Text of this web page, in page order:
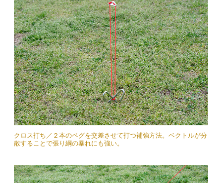
クロス打ち／２本のペグを交差させて打つ補強方法。ベクトルが分
散することで張り綱の暴れにも強い。